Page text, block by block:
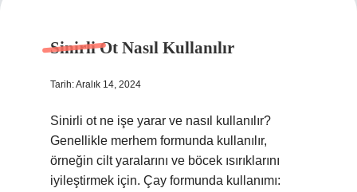
Sinirli Ot Nasıl Kullanılır
Tarih: Aralık 14, 2024
Sinirli ot ne işe yarar ve nasıl kullanılır?
Genellikle merhem formunda kullanılır,
örneğin cilt yaralarını ve böcek ısırıklarını
iyileştirmek için. Çay formunda kullanımı: